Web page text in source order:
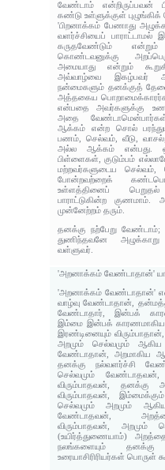
வேண்டாம் என்றிருப்பவன்
கண்டு உள்ளுக்குள்
'பிறனாக்கம் பேணாது
வளர்ச்சியைப் பாராட்டாமல்
கருதவேண்டும்
கொண்டவனுக்கு
அமையாது என்றும்
அவ்வாழ்வை இகழ்பவர்
நன்மைகளும் தனக்குத்
அத்தகைய
என்பதை அவர்களுக்கு
அதை
ஆக்கம் என்ற சொல்
பணம், செல்வம், வீடு,
அல்ல ஆக்கம் என்பது.
பிள்ளைகள், குடும்பம்
மற்றவர்களுடைய செல்வம்,
போன்றவற்றைக்
உள்ளத்தினைப்
பாராட்டுகின்ற குணமாம்.
முன்னேற்றம் தரும்.
தனக்கு நற்பேறு
துணிந்தவனே
வள்ளுவர்.
'அறனாக்கம் வேண்டாதான்'
'அறனாக்கம் வேண்டாதான்'
வாழ்வு வேண்டாதான்,
வேண்டாதார், இன்பக்
இம்மை இன்பக்
இரண்டினையும்
அறமும் செல்வமும் ஆகிய
வேண்டாதான், அறமாகிய
தனக்கு நல்வளர்ச்சி
செல்வமும்
விரும்பாதவன், தனக்கு
விரும்பாதவன்,
செல்வமும் அறமும்
வேண்டாதவன்,
விரும்பாதவன், அறமும்
(உயிர்த்துணையாம்)
நலங்களையும்
உரையாசிரிரியர்கள் பொருள்